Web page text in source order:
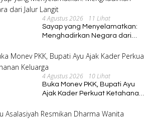
4 Agustus 2026 11 Lihat
Sayap yang Menyelamatkan:
Menghadirkan Negara dari
4 Agustus 2026 10 Lihat
Buka Monev PKK, Bupati Ayu
Ajak Kader Perkuat Ketahanan